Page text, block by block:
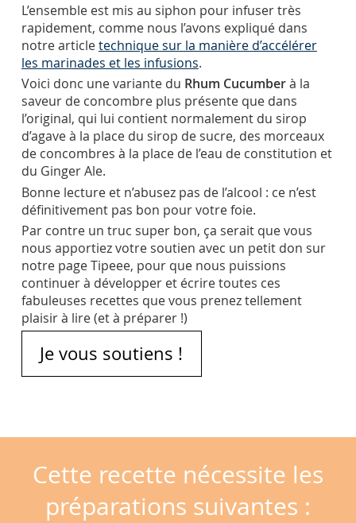
L’ensemble est mis au siphon pour infuser très
rapidement, comme nous l’avons expliqué dans
notre articletechnique sur la manière d’accélérer
les marinades et les infusions.
Voici donc une variante du Rhum Cucumberà la
saveur de concombre plus présente que dans
l’original, qui lui contient normalement du sirop
d’agave à la place du sirop de sucre, des morceaux
de concombres à la place de l’eau de constitution et
du Ginger Ale.
Bonne lecture et n’abusez pas de l’alcool : ce n’est
définitivement pas bon pour votre foie.
Par contre un truc super bon, ça serait que vous
nous apportiez votre soutien avec un petit don sur
notre page Tipeee, pour que nous puissions
continuer à développer et écrire toutes ces
fabuleuses recettes que vous prenez tellement
plaisir à lire (et à préparer !)
Je vous soutiens !
Cette recette nécessite les
préparations suivantes :